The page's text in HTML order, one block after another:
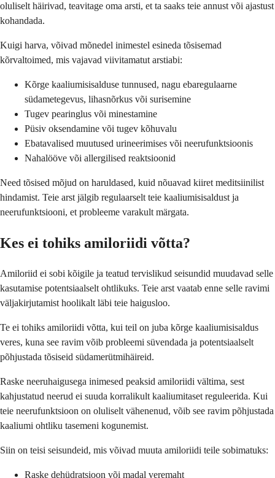
oluliselt häirivad, teavitage oma arsti, et ta saaks teie annust või ajastust
kohandada.
Kuigi harva, võivad mõnedel inimestel esineda tõsisemad
kõrvaltoimed, mis vajavad viivitamatut arstiabi:
Kõrge kaaliumisisalduse tunnused, nagu ebaregulaarne
südametegevus, lihasnõrkus või surisemine
Tugev pearinglus või minestamine
Püsiv oksendamine või tugev kõhuvalu
Ebatavalised muutused urineerimises või neerufunktsioonis
Nahalööve või allergilised reaktsioonid
Need tõsised mõjud on haruldased, kuid nõuavad kiiret meditsiinilist
hindamist. Teie arst jälgib regulaarselt teie kaaliumisisaldust ja
neerufunktsiooni, et probleeme varakult märgata.
Kes ei tohiks amiloriidi võtta?
Amiloriid ei sobi kõigile ja teatud tervislikud seisundid muudavad selle
kasutamise potentsiaalselt ohtlikuks. Teie arst vaatab enne selle ravimi
väljakirjutamist hoolikalt läbi teie haigusloo.
Te ei tohiks amiloriidi võtta, kui teil on juba kõrge kaaliumisisaldus
veres, kuna see ravim võib probleemi süvendada ja potentsiaalselt
põhjustada tõsiseid südamerütmihäireid.
Raske neeruhaigusega inimesed peaksid amiloriidi vältima, sest
kahjustatud neerud ei suuda korralikult kaaliumitaset reguleerida. Kui
teie neerufunktsioon on oluliselt vähenenud, võib see ravim põhjustada
kaaliumi ohtliku tasemeni kogunemist.
Siin on teisi seisundeid, mis võivad muuta amiloriidi teile sobimatuks:
Raske dehüdratsioon või madal veremaht